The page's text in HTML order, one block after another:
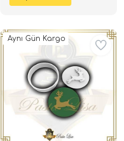
Aynı Gün Kargo